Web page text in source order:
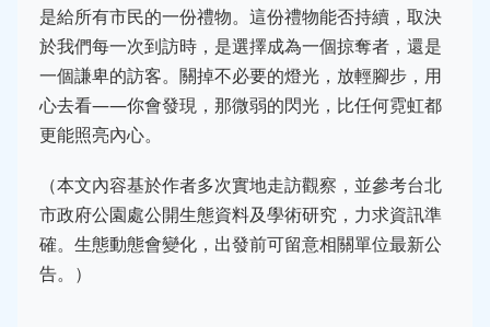
是給所有市民的一份禮物。這份禮物能否持續，取決
於我們每一次到訪時，是選擇成為一個掠奪者，還是
一個謙卑的訪客。關掉不必要的燈光，放輕腳步，用
心去看——你會發現，那微弱的閃光，比任何霓虹都
更能照亮內心。
（本文內容基於作者多次實地走訪觀察，並參考台北
市政府公園處公開生態資料及學術研究，力求資訊準
確。生態動態會變化，出發前可留意相關單位最新公
告。）